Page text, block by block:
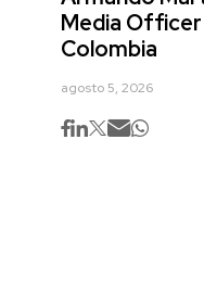
Media Officer
Colombia
agosto 5, 2026